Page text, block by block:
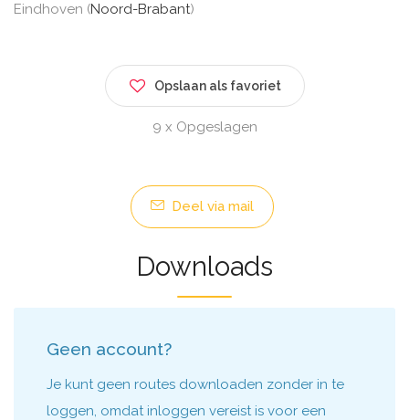
Eindhoven (Noord-Brabant)
Opslaan als favoriet
9 x Opgeslagen
Deel via mail
Downloads
Geen account?
Je kunt geen routes downloaden zonder in te
loggen, omdat inloggen vereist is voor een